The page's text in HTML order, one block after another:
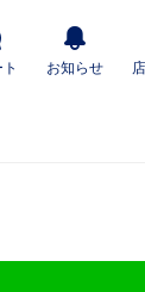
お知らせ